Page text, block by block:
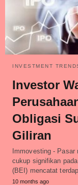
INVESTMENT
Investor
Obligasi
Giliran
Immovesting - Pasar
cukup signifikan
(BEI) mencatat
10 months ago